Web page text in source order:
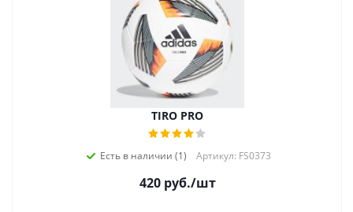
TIRO PRO
Есть в наличии (1) Артикул: FS0373
420руб./шт